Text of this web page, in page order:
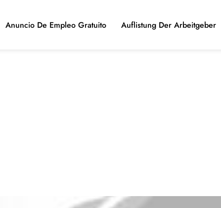
Anuncio De Empleo Gratuito Auflistung Der Arbeitgeber